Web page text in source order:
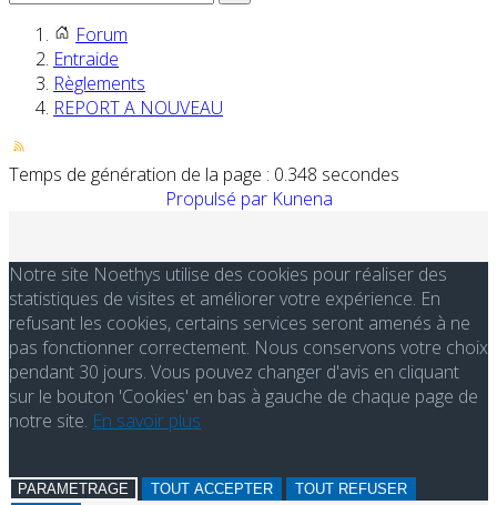
Forum
Entraide
Règlements
REPORT A NOUVEAU
Temps de génération de la page : 0.348 secondes
Propulsé par Kunena
Notre site Noethys utilise des cookies pour réaliser des
statistiques de visites et améliorer votre expérience. En
refusant les cookies, certains services seront amenés à ne
pas fonctionner correctement. Nous conservons votre choix
pendant 30 jours. Vous pouvez changer d'avis en cliquant
sur le bouton 'Cookies' en bas à gauche de chaque page de
notre site. En savoir plus
PARAMETRAGE TOUT ACCEPTER
TOUT REFUSER